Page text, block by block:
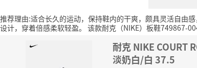
推荐理由:适合长久的运动，保持鞋内的干爽，颇具灵活自由
设计，穿着倍感柔软轻盈。 该款耐克（NIKE）板鞋749867-
耐克 NIKE COURT
淡奶白/白 37.5